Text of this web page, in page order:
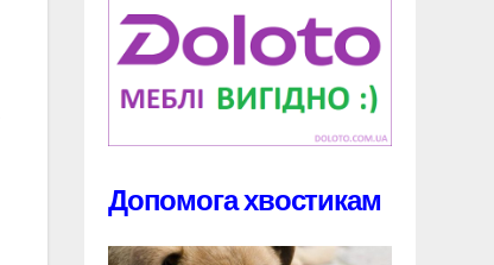
Допомога хвостикам